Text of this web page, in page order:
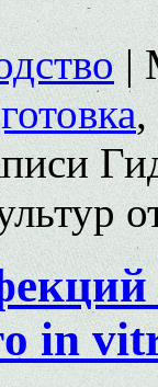
|
,
in